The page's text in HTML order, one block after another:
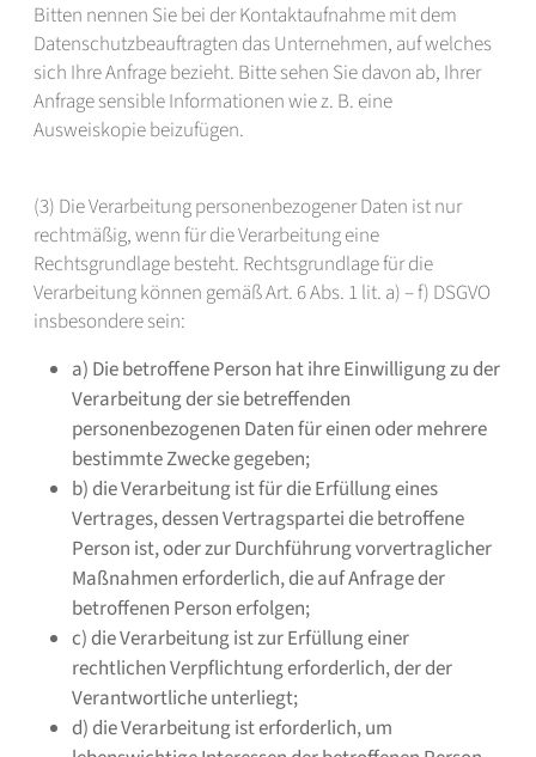
Bitten nennen Sie bei der Kontaktaufnahme mit dem
Datenschutzbeauftragten das Unternehmen, auf welches
sich Ihre Anfrage bezieht. Bitte sehen Sie davon ab, Ihrer
Anfrage sensible Informationen wie z. B. eine
Ausweiskopie beizufügen.
(3) Die Verarbeitung personenbezogener Daten ist nur
rechtmäßig, wenn für die Verarbeitung eine
Rechtsgrundlage besteht. Rechtsgrundlage für die
Verarbeitung können gemäß Art. 6 Abs. 1 lit. a) – f) DSGVO
insbesondere sein:
a) Die betroffene Person hat ihre Einwilligung zu der
Verarbeitung der sie betreffenden
personenbezogenen Daten für einen oder mehrere
bestimmte Zwecke gegeben;
b) die Verarbeitung ist für die Erfüllung eines
Vertrages, dessen Vertragspartei die betroffene
Person ist, oder zur Durchführung vorvertraglicher
Maßnahmen erforderlich, die auf Anfrage der
betroffenen Person erfolgen;
c) die Verarbeitung ist zur Erfüllung einer
rechtlichen Verpflichtung erforderlich, der der
Verantwortliche unterliegt;
d) die Verarbeitung ist erforderlich, um